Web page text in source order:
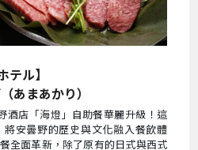
テル】
あまあかり）
酒店「海燈」自助餐華麗升級！這
安曇野的歷史與文化融入餐飲體
全面革新，除了原有的日式與西式